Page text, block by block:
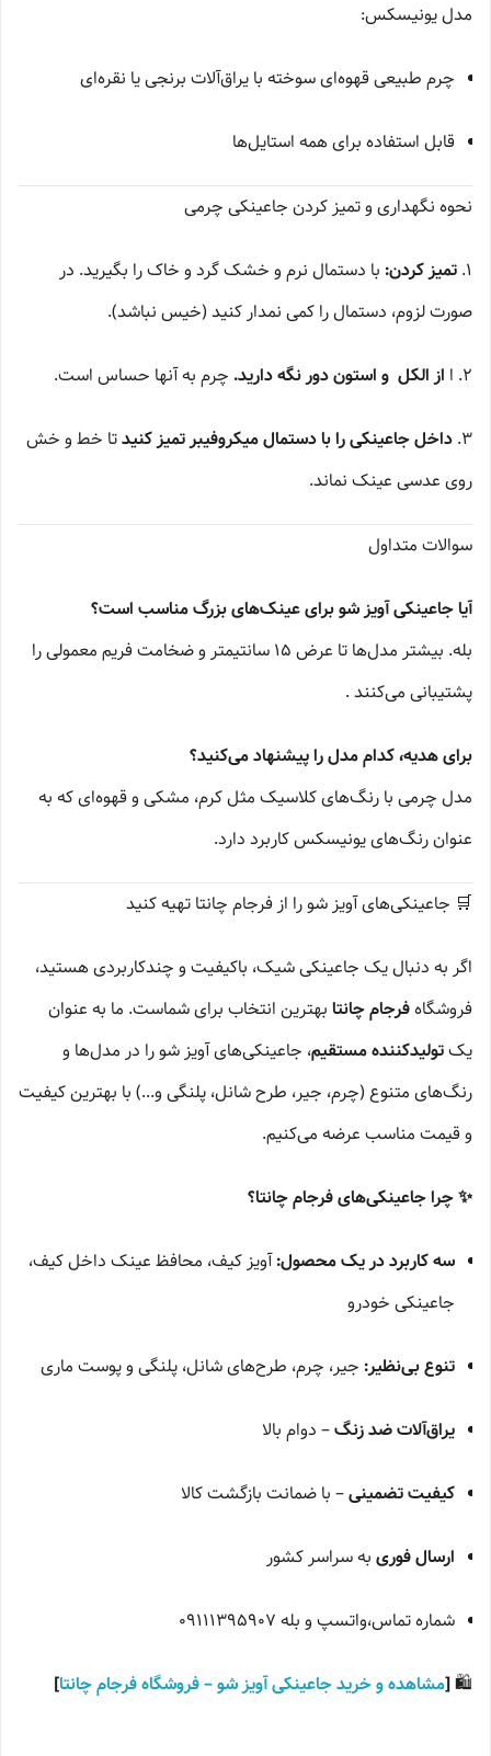
مدل یونیسکس:
چرم طبیعی قهوه‌ای سوخته با یراق‌آلات برنجی یا نقره‌ای
قابل استفاده برای همه استایل‌ها
نحوه نگهداری و تمیز کردن جاعینکی چرمی
۱. تمیز کردن: با دستمال نرم و خشک گرد و خاک را بگیرید. در
صورت لزوم، دستمال را کمی نمدار کنید (خیس نباشد).
۲. ا از الکل و استون دور نگه دارید. چرم به آنها حساس است.
۳. داخل جاعینکی را با دستمال میکروفیبر تمیز کنیدتا خط و خش
روی عدسی عینک نماند.
سوالات متداول
آیا جاعینکی آویز شو برای عینک‌های بزرگ مناسب است؟
بله. بیشتر مدل‌ها تا عرض ۱۵ سانتیمتر و ضخامت فریم معمولی را
پشتیبانی می‌کنند .
برای هدیه، کدام مدل را پیشنهاد می‌کنید؟
مدل چرمی با رنگ‌های کلاسیک مثل کرم، مشکی و قهوه‌ای که به
عنوان رنگ‌های یونیسکس کاربرد دارد.
🛒 جاعینکی‌های آویز شو را از فرجام چانتا تهیه کنید
اگر به دنبال یک جاعینکی شیک، باکیفیت و چندکاربردی هستید،
فروشگاهفرجام چانتا بهترین انتخاب برای شماست. ما به عنوان
یکتولیدکننده مستقیم، جاعینکی‌های آویز شو را در مدل‌ها و
رنگ‌های متنوع (چرم، جیر، طرح شانل، پلنگی و...) با بهترین کیفیت
و قیمت مناسب عرضه می‌کنیم.
✨ چرا جاعینکی‌های فرجام چانتا؟
سه کاربرد در یک محصول:آویز کیف، محافظ عینک داخل کیف،
جاعینکی خودرو
تنوع بی‌نظیر: جیر، چرم، طرح‌های شانل، پلنگی و پوست ماری
یراق‌آلات ضد زنگ– دوام بالا
کیفیت تضمینی– با ضمانت بازگشت کالا
ارسال فوری به سراسر کشور
شماره تماس،واتسپ و بله 09111395907
🛍️
[مشاهده و خرید جاعینکی آویز شو – فروشگاه فرجام چانتا]